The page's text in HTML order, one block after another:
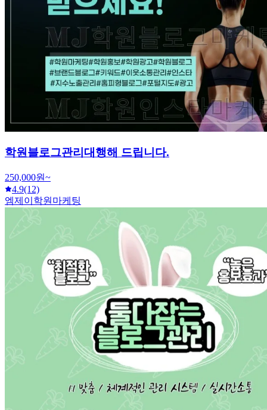
학원블로그관리대행해 드립니다.
250,000원~
4.9(12)
엠제이학원마케팅